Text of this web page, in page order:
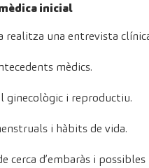
inicial
realitza una entrevista
mèdics.
ginecològic i reproductiu.
i hàbits de vida.
cerca d’embaràs i